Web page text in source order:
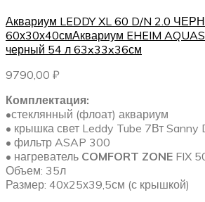
Аквариум LEDDY XL 60 D/N 2.0
60х30х40смАквариум EHEIM
черный 54 л 63x33x36см
9790,00 ₽
Комплектация:
•стеклянный (флоат) аквариум
• крышка свет Leddy Tube 7Вт Sanny
• фильтр ASAP 300
• нагреватель COMFORT ZONE FIX
Объем: 35л
Размер: 40х25х39,5см (с крышкой)